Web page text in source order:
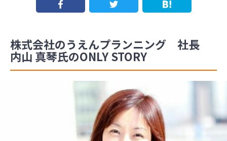
株式会社のうえんプランニング 社長
内山 真琴氏のONLY STORY